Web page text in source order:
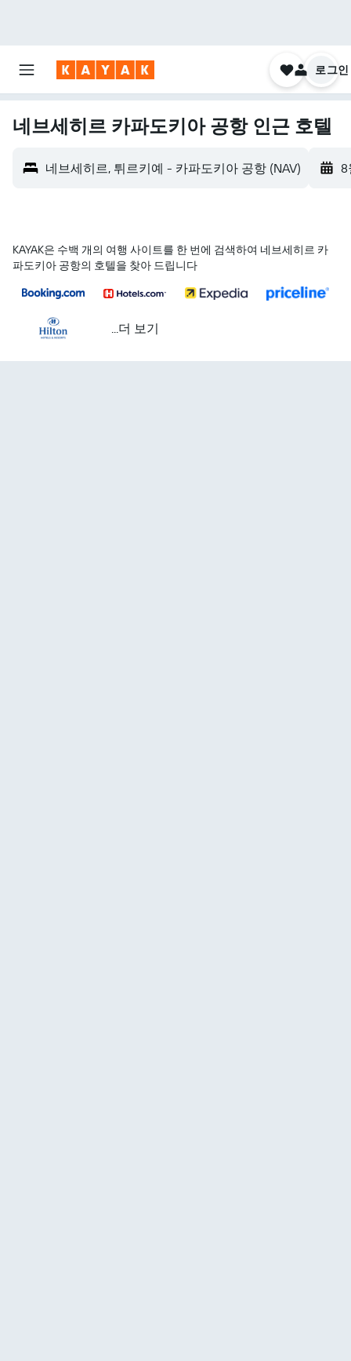
로그인
네브세히르 카파도키아 공항 인근 호텔
네브세히르, 튀르키예 - 카파도키아 공항 (NAV) 8
KAYAK은 수백 개의 여행 사이트를 한 번에 검색하여 네브세히르 카
파도키아 공항의 호텔을 찾아 드립니다
...더 보기